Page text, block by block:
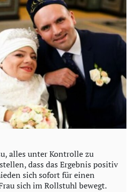
o
alles unter Kontrolle zu
dass das Ergebnis positiv
sich sofort für einen
sich im Rollstuhl bewegt.